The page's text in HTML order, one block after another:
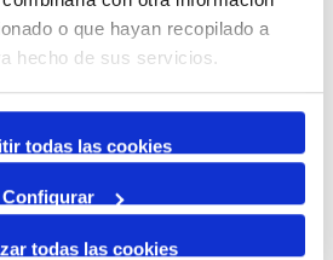
o que hayan recopilado a
hecho de sus servicios.
todas las cookies
Configurar
todas las cookies
Next Event